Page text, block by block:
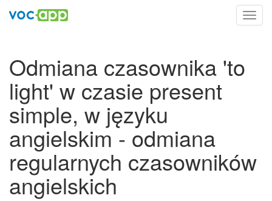
Odmiana czasownika 'to
light' w czasie present
simple, w języku
angielskim - odmiana
regularnych czasowników
angielskich